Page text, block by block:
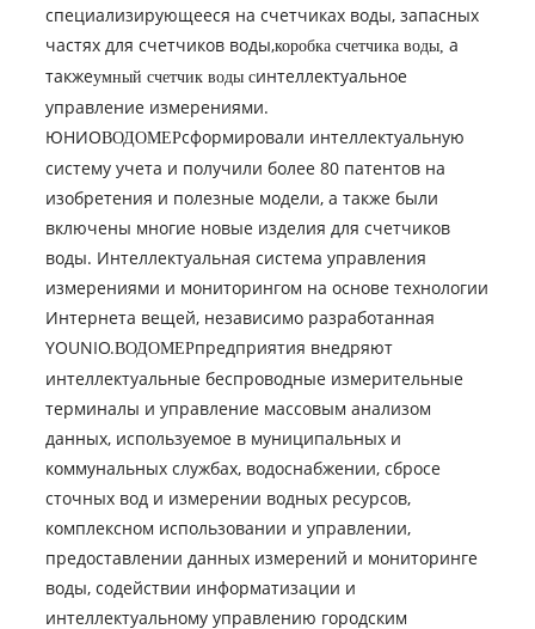
специализирующееся на счетчиках воды, запасных
частях для счетчиков воды,коробка счетчика воды, а
такжеумный счетчик воды синтеллектуальное
управление измерениями.
ЮНИОВОДОМЕРсформировали интеллектуальную
систему учета и получили более 80 патентов на
изобретения и полезные модели, а также были
включены многие новые изделия для счетчиков
воды. Интеллектуальная система управления
измерениями и мониторингом на основе технологии
Интернета вещей, независимо разработанная
YOUNIO.ВОДОМЕРпредприятия внедряют
интеллектуальные беспроводные измерительные
терминалы и управление массовым анализом
данных, используемое в муниципальных и
коммунальных службах, водоснабжении, сбросе
сточных вод и измерении водных ресурсов,
комплексном использовании и управлении,
предоставлении данных измерений и мониторинге
воды, содействии информатизации и
интеллектуальному управлению городским